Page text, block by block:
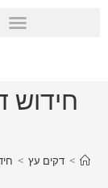
חידוש
> דקים עץ >